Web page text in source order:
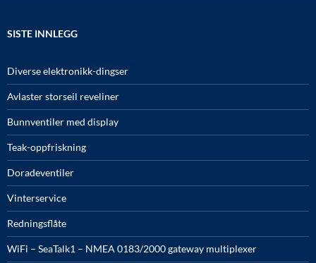
SISTE INNLEGG
Diverse elektronikk-dingser
Avlaster storseil reveliner
Bunnventiler med display
Teak-oppfriskning
Doradeventiler
Vinterservice
Redningsflåte
WiFi – SeaTalk1 – NMEA 0183/2000 gateway multiplexer